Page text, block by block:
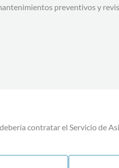
preventivos y
contratar el Servicio de